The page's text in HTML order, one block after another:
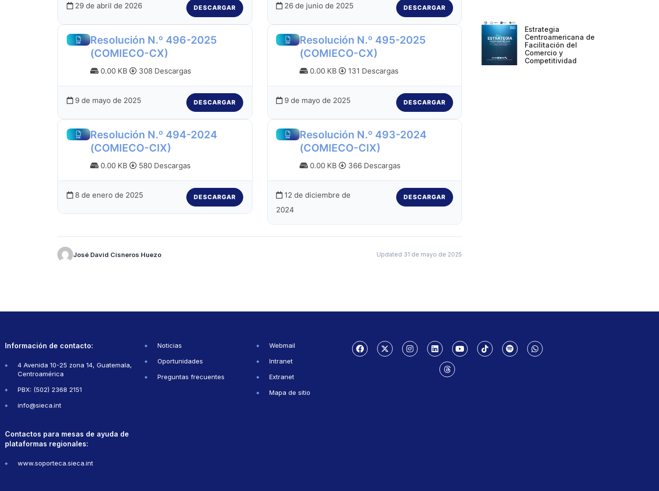
29 de abril de 2026 DESCARGAR 26 de junio de 2025 DESCARGAR
Resolución N.º 496-2025
(COMIECO-CX)
0.00 KB 308 Descargas
9 de mayo de 2025 DESCARGAR
Resolución N.º 495-2025
(COMIECO-CX)
0.00 KB 131 Descargas
9 de mayo de 2025 DESCARGAR
Resolución N.º 494-2024
(COMIECO-CIX)
0.00 KB 580 Descargas
8 de enero de 2025 DESCARGAR
Resolución N.º 493-2024
(COMIECO-CIX)
0.00 KB 366 Descargas
12 de diciembre de
2024
DESCARGAR
José David Cisneros Huezo Updated 31 de mayo de 2025
Estrategia
Centroamericana de
Facilitación del
Comercio y
Competitividad
Información de contacto:
4 Avenida 10-25 zona 14, Guatemala,
Centroamérica
PBX: (502) 2368 2151
info@sieca.int
Contactos para mesas de ayuda de
plataformas regionales:
www.soporteca.sieca.int
Noticias
Oportunidades
Preguntas frecuentes
Webmail
Intranet
Extranet
Mapa de sitio